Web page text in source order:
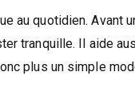
au quotidien. Avant
tranquille. Il aide
plus un simple